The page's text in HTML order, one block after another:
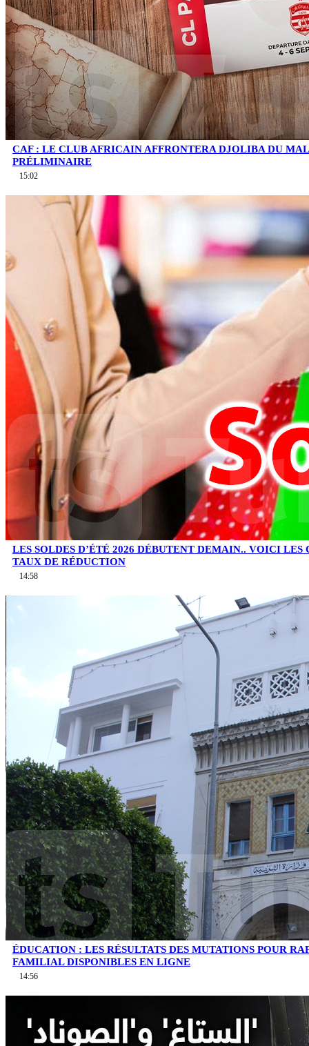
CAF : LE CLUB AFRICAIN AFFRONTERA DJOLIBA DU
PRÉLIMINAIRE
15:02
LES SOLDES D’ÉTÉ 2026 DÉBUTENT DEMAIN.. VOICI LES
TAUX DE RÉDUCTION
14:58
ÉDUCATION : LES RÉSULTATS DES MUTATIONS POUR
FAMILIAL DISPONIBLES EN LIGNE
14:56